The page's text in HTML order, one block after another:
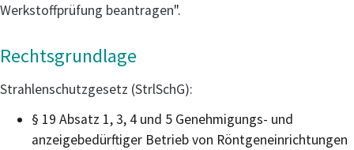
Werkstoffprüfung beantragen".
Rechtsgrundlage
Strahlenschutzgesetz (StrlSchG):
§ 19 Absatz 1, 3, 4 und 5 Genehmigungs- und
anzeigebedürftiger Betrieb von Röntgeneinrichtungen